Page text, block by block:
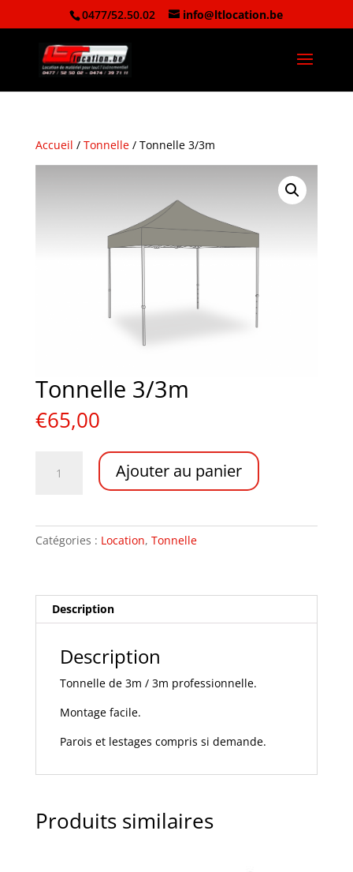
0477/52.50.02 info@ltlocation.be
Accueil / Tonnelle/ Tonnelle 3/3m
Tonnelle 3/3m
€65,00
Ajouter au panier
A
l
v
Catégories : Location, Tonnelle
Description
Description
Tonnelle de 3m / 3m professionnelle.
Montage facile.
Parois et lestages compris si demande.
Produits similaires